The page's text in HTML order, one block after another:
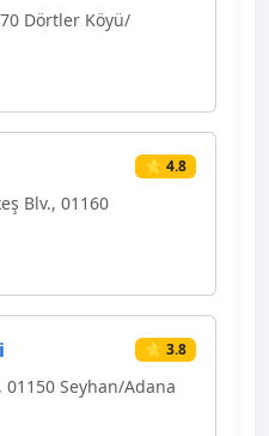
Dörtler Köyü/
⭐ 4.8
Blv., 01160
⭐ 3.8
01150 Seyhan/Adana